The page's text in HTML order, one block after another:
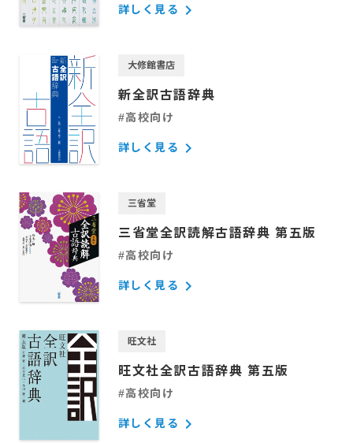
詳しく見る keyboard_arrow_right
大修館書店
新全訳古語辞典
#高校向け
詳しく見る keyboard_arrow_right
三省堂
三省堂全訳読解古語辞典 第五版
#高校向け
詳しく見る keyboard_arrow_right
旺文社
旺文社全訳古語辞典 第五版
#高校向け
詳しく見る keyboard_arrow_right